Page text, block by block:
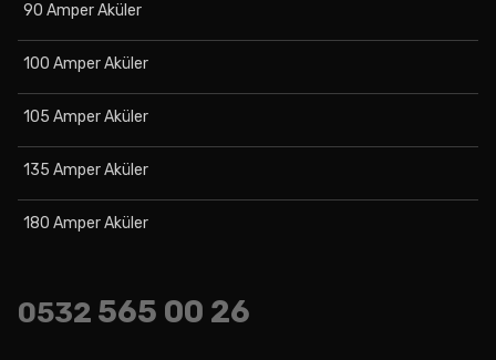
90 Amper Aküler
100 Amper Aküler
105 Amper Aküler
135 Amper Aküler
180 Amper Aküler
0532 565 00 26